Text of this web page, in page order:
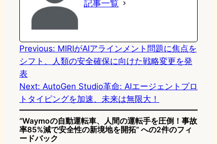
d
n
k
k
記事一覧
Previous: MIRIがAIアラインメント問題に焦点を
シフト、人類の安全確保に向けた戦略変更を発
表
Next: AutoGen Studio革命: AIエージェントプロ
トタイピングを加速、未来は無限大！
“Waymoの自動運転車、人間の運転手を圧倒！事故
率85%減で安全性の新境地を開拓” への2件のフィ
ードバック